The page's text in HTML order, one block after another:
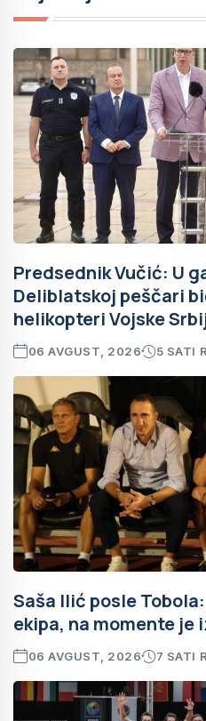
Predsednik Vučić: U
Deliblatskoj peščari
helikopteri Vojske
06 AVGUST, 2026 5 SATI
Saša Ilić posle
ekipa, na momente
06 AVGUST, 2026 7 SATI